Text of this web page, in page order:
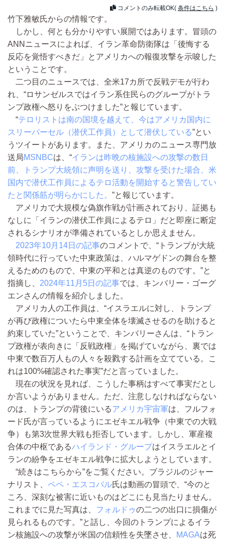
コメントのみ転載OK( 条件はこちら )
竹下雅敏氏からの情報です。
しかし、何とも分かりやすい展開ではあります。冒頭の
ANNニュースによれば、イラン革命防衛隊は「後悔する
反応を覚悟すべきだ」とアメリカへの報復攻撃を示唆した
ということです。
二つ目のニュースでは、全米17カ所で反戦デモが行わ
れ、“ロサンゼルスではイラン系住民らのグループがトラ
ンプ政権へ怒りをぶつけました”と報じています。
“テロリストは南の国境を越えて、今はアメリカ国内に
スリーパーセル（潜伏工作員）として潜伏している”とい
うツイートがあります。また、アメリカのニュース専門放
送局MSNBCは、“イランは昨晩の核施設への攻撃の数日
前、トランプ大統領に声明を送り、攻撃を受けた場合、米
国内で潜伏工作員によるテロ活動を開始すると警告してい
たと関係筋が明らかにした。 ”と報じています。
アメリカで大規模な偽旗作戦が計画されており、証拠も
なしに「イランの潜伏工作員によるテロ」だと即座に断定
されるシナリオが準備されているとしか思えません。
2023年10月14日の記事のコメントで、“トランプが大統
領時代に行っていた中東政策は、ハルマゲドンの舞台を整
えるためのもので、中東の平和とは真逆のものです。”と
指摘し、 2024年11月5日の記事では、キンバリー・ゴーグ
エンさんの情報を紹介しました。
アメリカ人の工作員は、“イスラエルに対し、トランプ
が再び政権についたら中東全体を壊滅させるのを助けると
約束していた”ということで、キンバリーさんは、“トラン
プ政権が表向きに「反戦政権」を掲げていながら、裏では
中東で数百万人もの人々を殺戮する計画を立てている。こ
れは100%確認された事実”だと言っていました。
現在の状況を見れば、こうした事柄はすべて事実だとし
か言いようがありません。ただ、注意しなければならない
のは、トランプの背後にいるアメリカ宇宙軍は、フルフォ
ード氏が言っているようにエゼキエル戦争（中東での大戦
争）も第3次世界大戦も拒否しています。しかし、軍産複
合体の中枢であるハイランド・グループはイスラエルとイ
ランの紛争をエゼキエル戦争に拡大しようとしています。
“続きはこちらから”をご覧ください。ブラジルのジャー
ナリスト、 ペペ・エスコバル氏は動画の冒頭で、“今のと
ころ、深刻な被害に近いものはどこにも見当たりません。
これまでに見た写真は、 フォルドゥの二つの出口に損傷が
見られるものです。”と話し、今回のトランプによるイラ
ン核施設への攻撃が米国の信頼性を失墜させ、
MAGAは死